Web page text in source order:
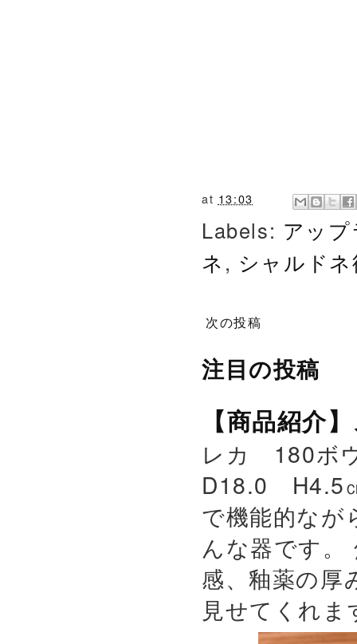
at 13:03
Labels: アッ
ネ, シャルド
次の投稿
注目の投稿
【商品紹介
レカ 180
D18.0 H4.5
で機能的なが
んな器です
感、釉薬の厚
見せてくれ